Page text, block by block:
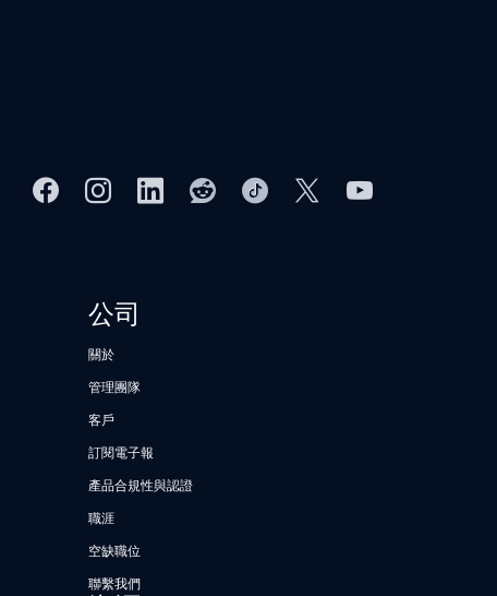
公司
關於
管理團隊
客戶
訂閱電子報
產品合規性與認證
職涯
空缺職位
聯繫我們